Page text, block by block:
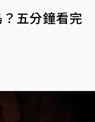
五分鐘看完